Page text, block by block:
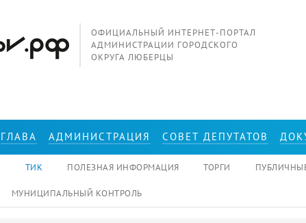
ОФИЦИАЛЬНЫЙ ИНТЕРНЕТ-ПОРТАЛ
АДМИНИСТРАЦИИ ГОРОДСКОГО
ОКРУГА ЛЮБЕРЦЫ
ГЛАВА АДМИНИСТРАЦИЯ СОВЕТ ДЕПУТАТОВ
ТИК ПОЛЕЗНАЯ ИНФОРМАЦИЯ ТОРГИ
МУНИЦИПАЛЬНЫЙ КОНТРОЛЬ